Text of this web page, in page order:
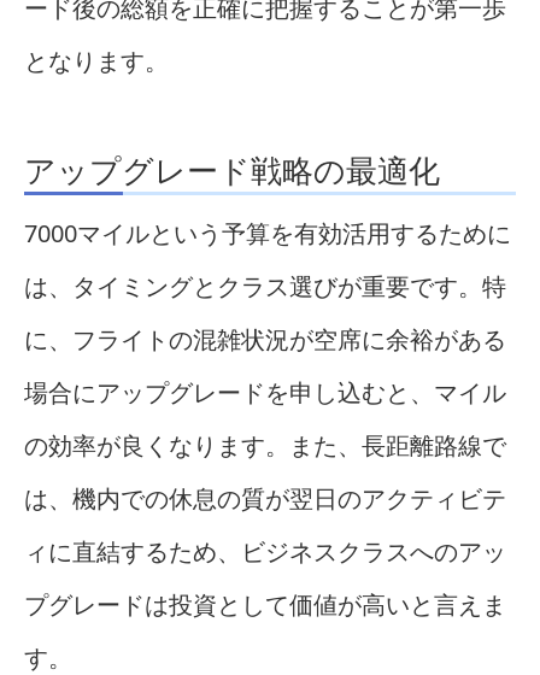
ード後の総額を正確に把握することが第一歩
となります。
アップグレード戦略の最適化
7000マイルという予算を有効活用するために
は、タイミングとクラス選びが重要です。特
に、フライトの混雑状況が空席に余裕がある
場合にアップグレードを申し込むと、マイル
の効率が良くなります。また、長距離路線で
は、機内での休息の質が翌日のアクティビテ
ィに直結するため、ビジネスクラスへのアッ
プグレードは投資として価値が高いと言えま
す。